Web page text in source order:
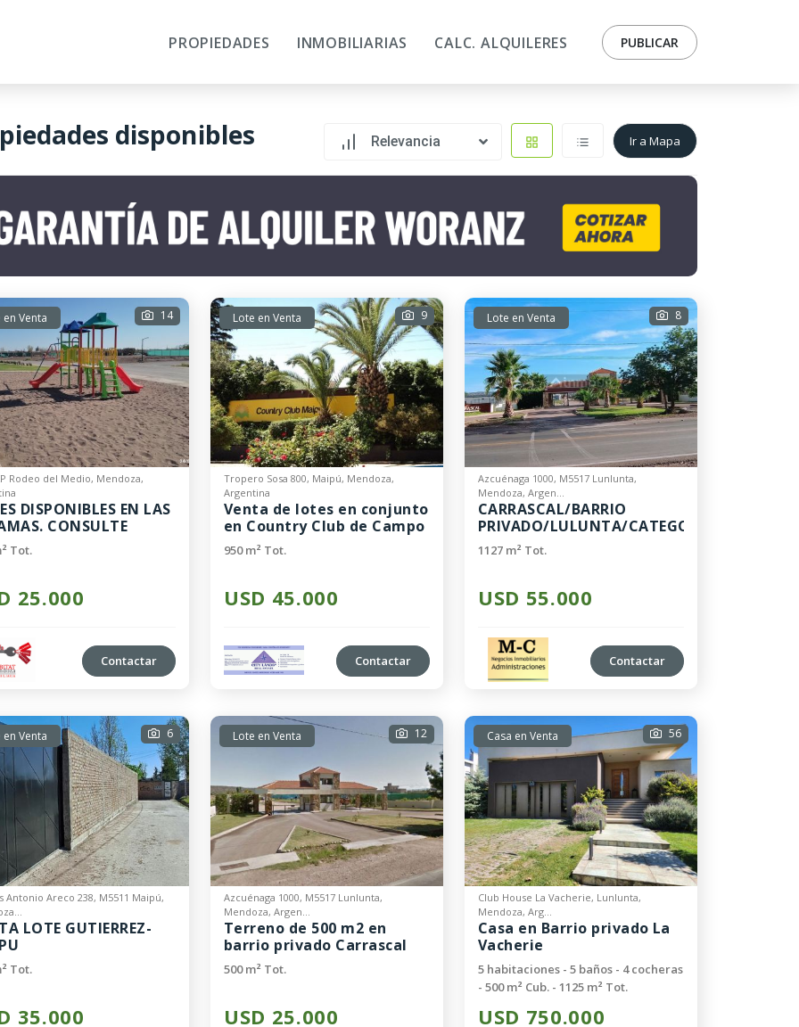
PROPIEDADES INMOBILIARIAS CALC. ALQUILERES PUBLICAR
disponibles Relevancia Ir a Mapa
en Venta 14
Rodeo del Medio, Mendoza,
DISPONIBLES EN LAS
CONSULTE
Tot.
25.000
Contactar
Lote en Venta 9
Tropero Sosa 800, Maipú, Mendoza,
Argentina
Venta de lotes en conjunto
en Country Club de Campo
Maipu
950 m² Tot.
USD 45.000
Contactar
Lote en Venta 8
Azcuénaga 1000, M5517 Lunlunta,
Mendoza, Argen...
CARRASCAL/BARRIO
PRIVADO/LULUNTA/CATEGORIA/
1120 METR...
1127 m² Tot.
USD 55.000
Contactar
en Venta 6
Antonio Areco 238, M5511 Maipú,
LOTE GUTIERREZ-
Tot.
35.000
Lote en Venta 12
Azcuénaga 1000, M5517 Lunlunta,
Mendoza, Argen...
Terreno de 500 m2 en
barrio privado Carrascal
500 m² Tot.
USD 25.000
Casa en Venta 56
Club House La Vacherie, Lunlunta,
Mendoza, Arg...
Casa en Barrio privado La
Vacherie
5 habitaciones - 5 baños - 4 cocheras
- 500 m² Cub. - 1125 m² Tot.
USD 750.000